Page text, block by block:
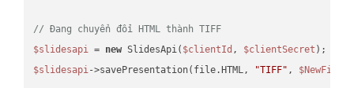
// Đang chuyển đổi HTML thành TIFF
$slidesapi = new SlidesApi( $clientId , $clientSecret
$slidesapi->savePresentation(file.HTML, "TIFF" , $NewFile